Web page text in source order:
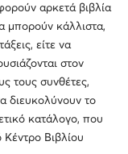
αρκετά βιβλία
μπορούν κάλλιστα,
είτε να
στον
τους συνθέτες,
διευκολύνουν το
κατάλογο, που
Βιβλίου